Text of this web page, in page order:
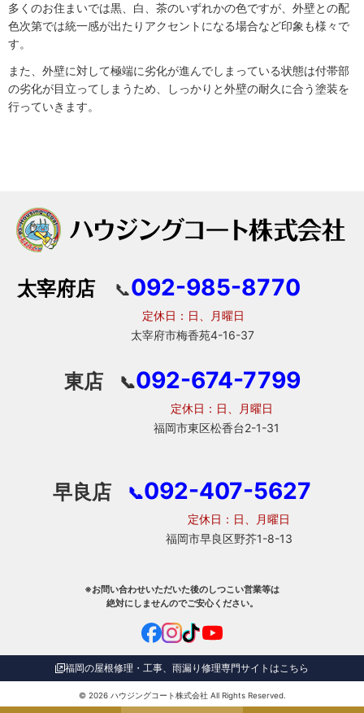
多くのお住まいでは黒、白、茶のいずれかの色ですが、外壁との配
色次第では統一感が出たりアクセントになる場合など印象も様々で
す。
また、外壁に対して極端に劣化が進んでしまっている状態は付帯部
の劣化が目立ってしまうため、しっかりと外壁の耐久に合う塗装を
行っていきます。
太宰府店 📞092-985-8770
定休日：日、月曜日
太宰府市梅香苑4-16-37
東店 📞092-674-7799
定休日：日、月曜日
福岡市東区松香台2-1-31
早良店 📞092-407-5627
定休日：日、月曜日
福岡市早良区野芥1-8-13
※お問い合わせいただいた後のしつこい営業等は
絶対にしませんのでご安心ください。
福岡の屋根修理・工事、雨漏り修理専門サイトはこちら
© 2026 ハウジングコート株式会社All Rights Reserved.